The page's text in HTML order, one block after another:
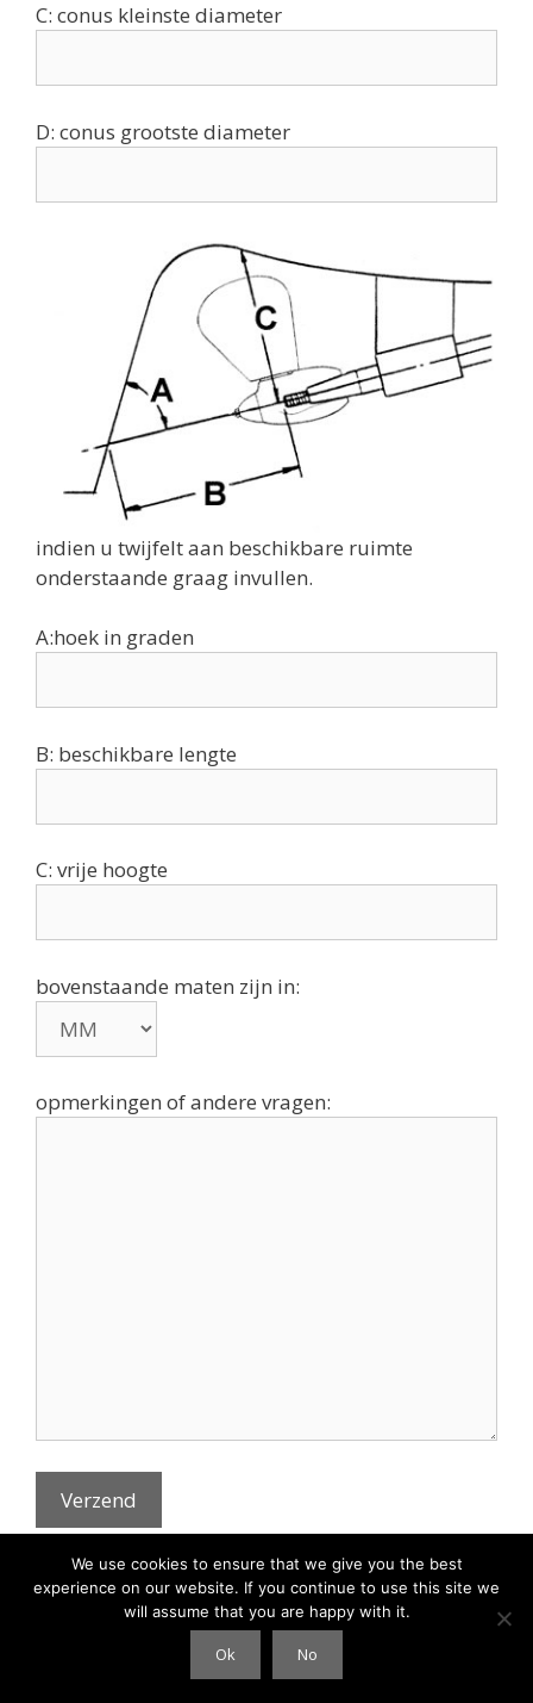
C: conus kleinste diameter
D: conus grootste diameter
indien u twijfelt aan beschikbare ruimte
onderstaande graag invullen.
A:hoek in graden
B: beschikbare lengte
C: vrije hoogte
bovenstaande maten zijn in:
opmerkingen of andere vragen:
© 2026 Clouds International • Gebouwd met
We use cookies to ensure that we give you the best
experience on our website. If you continue to use this site we
will assume that you are happy with it.
Ok No